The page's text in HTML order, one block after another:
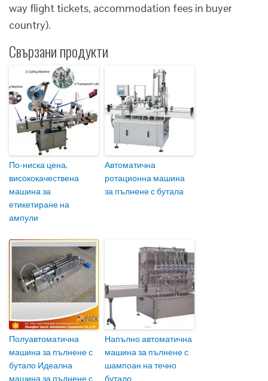
way flight tickets, accommodation fees in buyer
country).
Свързани продукти
По-ниска цена,
висококачествена
машина за
етикетиране на
ампули
Автоматична
ротационна машина
за пълнене с бутала
Полуавтоматична
машина за пълнене с
бутало Идеална
машина за пълнене с
Напълно автоматична
машина за пълнене с
шампоан на течно
бутало